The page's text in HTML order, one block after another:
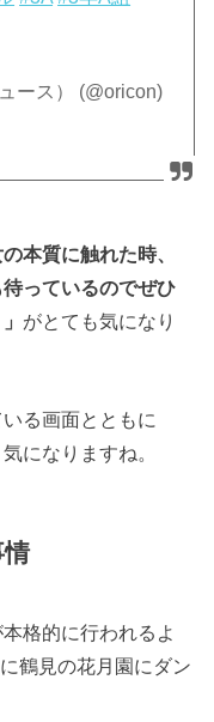
ース） (@oricon)
の本質に触れた時、
っているのでぜひ
がとても気になり
る画面とともに
になりますね。
格的に行われるよ
鶴見の花月園にダン